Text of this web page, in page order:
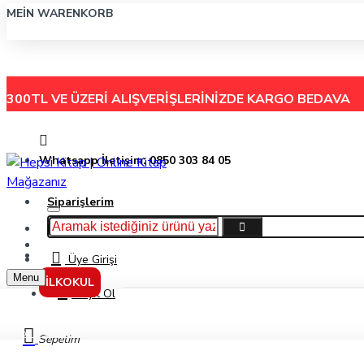
MEIN WARENKORB
300TL VE ÜZERİ ALIŞVERİŞLERİNİZDE KARGO BEDAVA
Whatsapp İletişim: 0850 303 84 05
Siparişlerim
Hakkımızda
İletişimÜye Girişi
Kayıt Ol
Sepetim
İLKOKUL
Menu
Koala Kori Ve Sevimli Dostları/Bu Kocaman Gözler Kimin? 6-Asiye Aslı